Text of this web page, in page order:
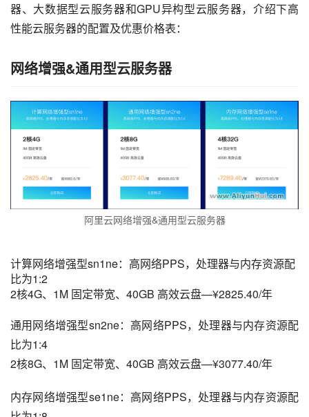
器、大数据型云服务器和GPU异构型云服务器，介绍下高
性能云服务器的配置及优惠价格表：
网络增强&通用型云服务器
阿里云网络增强&通用型云服务器
计算网络增强型sn1ne：高网络PPS，处理器与内存资源配
比为1:2
2核4G、1M 固定带宽、40GB 高效云盘—¥2825.40/年
通用网络增强型sn2ne：高网络PPS，处理器与内存资源配
比为1:4
2核8G、1M 固定带宽、40GB 高效云盘—¥3077.40/年
内存网络增强型se1ne：高网络PPS，处理器与内存资源配